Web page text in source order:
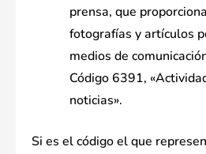
prensa, que
fotografías y artículos
medios de
Código 6391,
noticias».
Si es el código el que